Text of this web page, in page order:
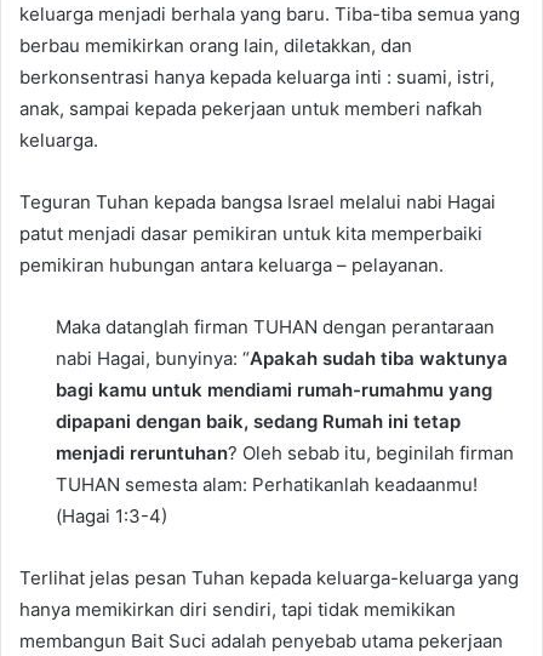
keluarga menjadi berhala yang baru. Tiba-tiba semua yang
berbau memikirkan orang lain, diletakkan, dan
berkonsentrasi hanya kepada keluarga inti : suami, istri,
anak, sampai kepada pekerjaan untuk memberi nafkah
keluarga.
Teguran Tuhan kepada bangsa Israel melalui nabi Hagai
patut menjadi dasar pemikiran untuk kita memperbaiki
pemikiran hubungan antara keluarga – pelayanan.
Maka datanglah firman TUHAN dengan perantaraan
nabi Hagai, bunyinya: “Apakah sudah tiba waktunya
bagi kamu untuk mendiami rumah-rumahmu yang
dipapani dengan baik, sedang Rumah ini tetap
menjadi reruntuhan? Oleh sebab itu, beginilah firman
TUHAN semesta alam: Perhatikanlah keadaanmu!
(Hagai 1:3-4)
Terlihat jelas pesan Tuhan kepada keluarga-keluarga yang
hanya memikirkan diri sendiri, tapi tidak memikikan
membangun Bait Suci adalah penyebab utama pekerjaan